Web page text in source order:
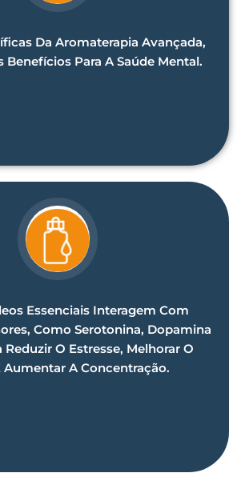
Da Aromaterapia Avançada,
Benefícios Para A Saúde Mental.
Essenciais Interagem Com
Como Serotonina, Dopamina
Reduzir O Estresse, Melhorar O
Aumentar A Concentração.